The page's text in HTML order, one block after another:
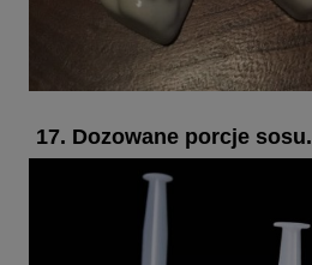
17. Dozowane porcje sosu.